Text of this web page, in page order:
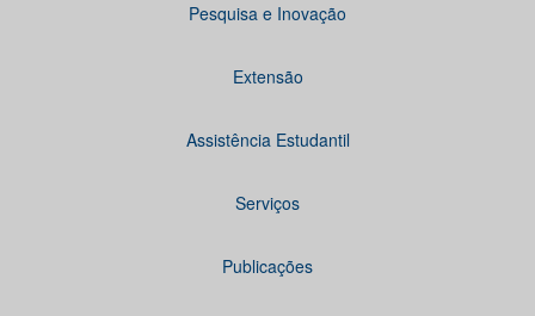
Pesquisa e Inovação
Extensão
Assistência Estudantil
Serviços
Publicações